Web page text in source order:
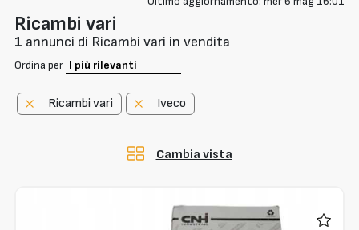
Ricambi vari
1 annunci di Ricambi vari in vendita
Ordina per
Ricambi vari Iveco
Cambia vista